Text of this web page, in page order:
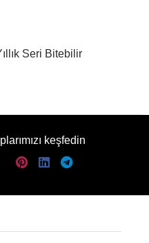
Seri Bitebilir
keşfedin